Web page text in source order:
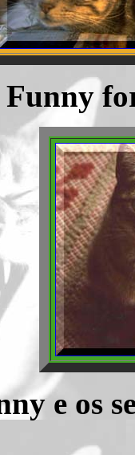
e os